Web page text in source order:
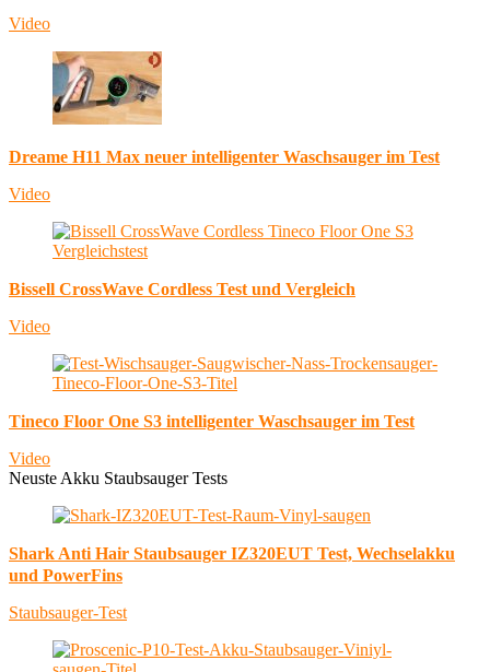
Video
Dreame H11 Max neuer intelligenter Waschsauger im Test
Video
Bissell CrossWave Cordless Test und Vergleich
Video
Tineco Floor One S3 intelligenter Waschsauger im Test
Video
Neuste Akku Staubsauger Tests
Shark Anti Hair Staubsauger IZ320EUT Test, Wechselakku
und PowerFins
Staubsauger-Test